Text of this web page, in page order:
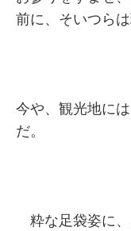
前に、そいつらは
今や、観光地に
だ。
粋な足袋姿に、